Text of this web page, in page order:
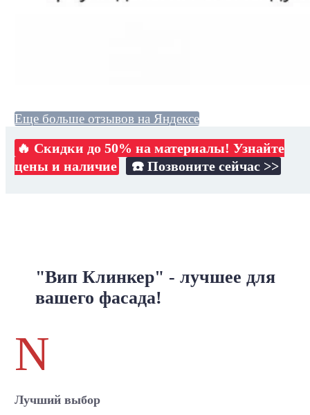
Еще больше отзывов на Яндексе
🔥 Скидки до 50% на материалы! Узнайте
цены и наличие
☎️ Позвоните сейчас >>
"Вип Клинкер" - лучшее для
вашего фасада!
N
Лучший выбор